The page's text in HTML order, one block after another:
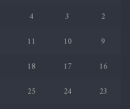
2
3
4
9
10
11
16
17
18
23
24
25